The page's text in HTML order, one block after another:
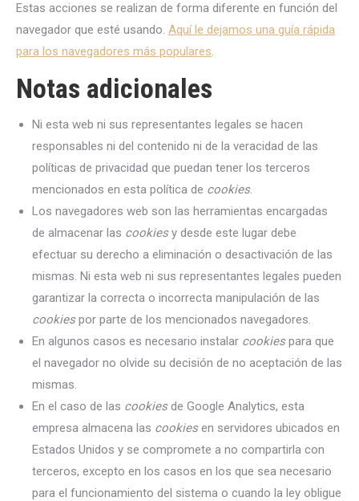
Estas acciones se realizan de forma diferente en función del
navegador que esté usando. Aquí le dejamos una guía rápida
para los navegadores más populares.
Notas adicionales
Ni esta web ni sus representantes legales se hacen
responsables ni del contenido ni de la veracidad de las
políticas de privacidad que puedan tener los terceros
mencionados en esta política de cookies.
Los navegadores web son las herramientas encargadas
de almacenar las cookiesy desde este lugar debe
efectuar su derecho a eliminación o desactivación de las
mismas. Ni esta web ni sus representantes legales pueden
garantizar la correcta o incorrecta manipulación de las
cookiespor parte de los mencionados navegadores.
En algunos casos es necesario instalar cookiespara que
el navegador no olvide su decisión de no aceptación de las
mismas.
En el caso de las cookiesde Google Analytics, esta
empresa almacena las cookiesen servidores ubicados en
Estados Unidos y se compromete a no compartirla con
terceros, excepto en los casos en los que sea necesario
para el funcionamiento del sistema o cuando la ley obligue